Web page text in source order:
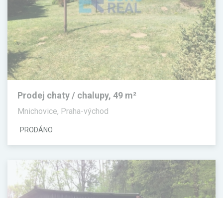
Prodej chaty / chalupy, 49 m²
Mnichovice, Praha-východ
PRODÁNO